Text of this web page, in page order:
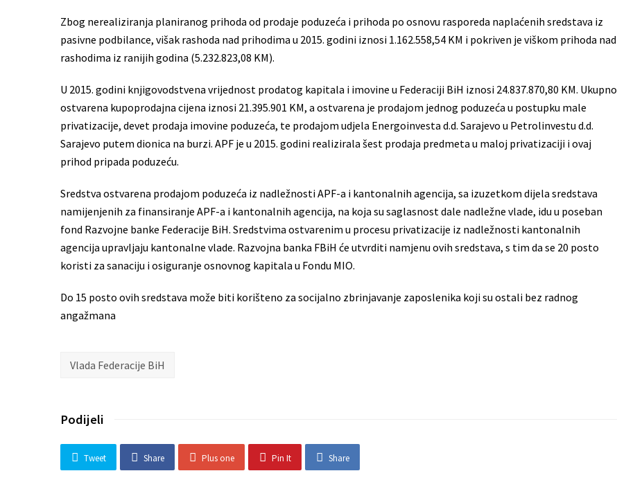
Zbog nerealiziranja planiranog prihoda od prodaje poduzeća i prihoda po osnovu rasporeda naplaćenih sredstava iz
pasivne podbilance, višak rashoda nad prihodima u 2015. godini iznosi 1.162.558,54 KM i pokriven je viškom prihoda nad
rashodima iz ranijih godina (5.232.823,08 KM).
U 2015. godini knjigovodstvena vrijednost prodatog kapitala i imovine u Federaciji BiH iznosi 24.837.870,80 KM. Ukupno
ostvarena kupoprodajna cijena iznosi 21.395.901 KM, a ostvarena je prodajom jednog poduzeća u postupku male
privatizacije, devet prodaja imovine poduzeća, te prodajom udjela Energoinvesta d.d. Sarajevo u Petrolinvestu d.d.
Sarajevo putem dionica na burzi. APF je u 2015. godini realizirala šest prodaja predmeta u maloj privatizaciji i ovaj
prihod pripada poduzeću.
Sredstva ostvarena prodajom poduzeća iz nadležnosti APF-a i kantonalnih agencija, sa izuzetkom dijela sredstava
namijenjenih za finansiranje APF-a i kantonalnih agencija, na koja su saglasnost dale nadležne vlade, idu u poseban
fond Razvojne banke Federacije BiH. Sredstvima ostvarenim u procesu privatizacije iz nadležnosti kantonalnih
agencija upravljaju kantonalne vlade. Razvojna banka FBiH će utvrditi namjenu ovih sredstava, s tim da se 20 posto
koristi za sanaciju i osiguranje osnovnog kapitala u Fondu MIO.
Do 15 posto ovih sredstava može biti korišteno za socijalno zbrinjavanje zaposlenika koji su ostali bez radnog
angažmana
Vlada Federacije BiH
Podijeli
Tweet Share Plus one Pin It Share